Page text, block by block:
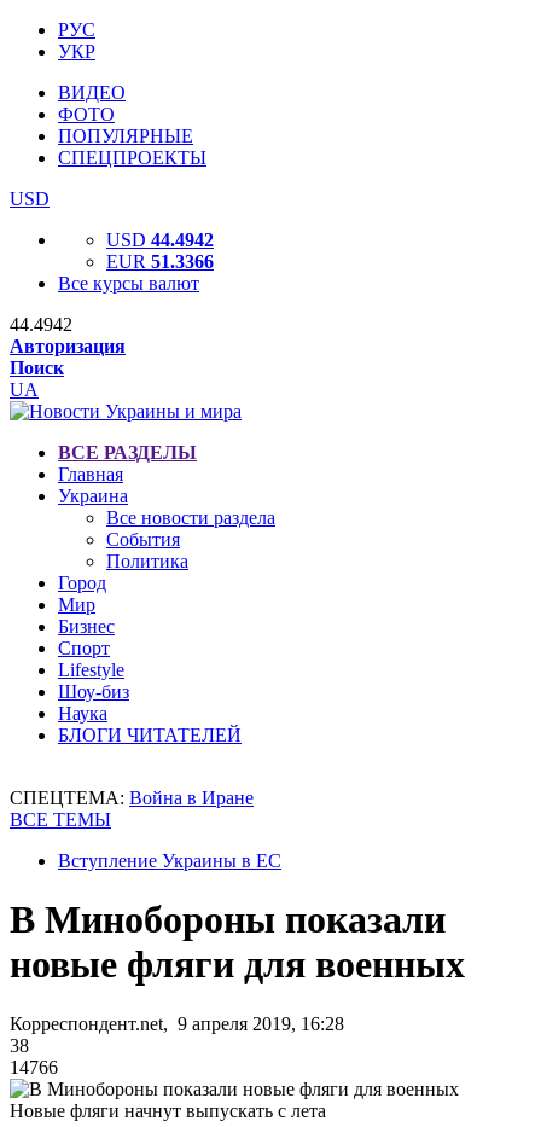
РУС
УКР
ВИДЕО
ФОТО
ПОПУЛЯРНЫЕ
СПЕЦПРОЕКТЫ
USD
USD 44.4942
EUR 51.3366
Все курсы валют
44.4942
Авторизация
Поиск
UA
ВСЕ РАЗДЕЛЫ
Главная
Украина
Все новости раздела
События
Политика
Город
Мир
Бизнес
Спорт
Lifestyle
Шоу-биз
Наука
БЛОГИ ЧИТАТЕЛЕЙ
СПЕЦТЕМА: Война в Иране
ВСЕ ТЕМЫ
Вступление Украины в ЕС
В Минобороны показали
новые фляги для военных
Корреспондент.net, 9 апреля 2019, 16:28
38
14766
Новые фляги начнут выпускать с лета